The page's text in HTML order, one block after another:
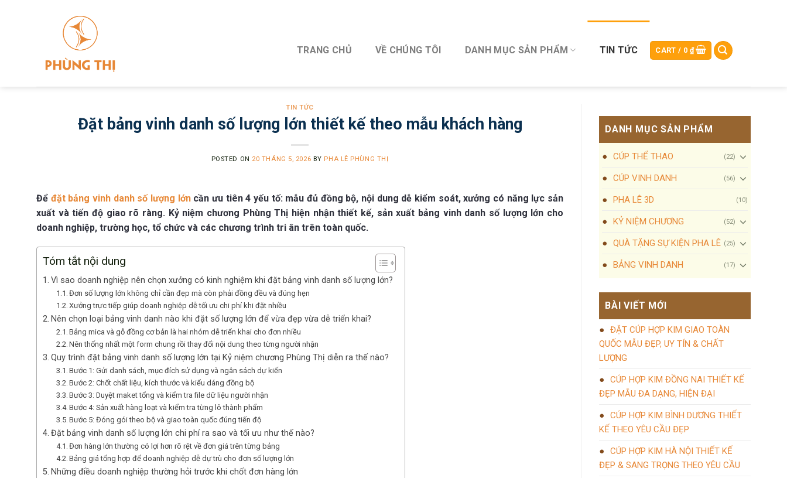
TRANG CHỦ
VỀ CHÚNG TÔI DANH MỤC SẢN PHẨM TIN TỨC CART / 0 ₫
TIN TỨC
Đặt bảng vinh danh số lượng lớn thiết kế theo mẫu khách hàng
POSTED ON 20 THÁNG 5, 2026 BY PHA LÊ PHÙNG THỊ
Để đặt bảng vinh danh số lượng lớncần ưu tiên 4 yếu tố: mẫu đủ đồng bộ, nội dung dễ kiểm soát, xưởng có năng lực sản
xuất và tiến độ giao rõ ràng. Kỷ niệm chương Phùng Thị hiện nhận thiết kế, sản xuất bảng vinh danh số lượng lớn cho
doanh nghiệp, trường học, tổ chức và các chương trình tri ân trên toàn quốc.
Tóm tắt nội dung
Vì sao doanh nghiệp nên chọn xưởng có kinh nghiệm khi đặt bảng vinh danh số lượng lớn?
Đơn số lượng lớn không chỉ cần đẹp mà còn phải đồng đều và đúng hẹn
Xưởng trực tiếp giúp doanh nghiệp dễ tối ưu chi phí khi đặt nhiều
Nên chọn loại bảng vinh danh nào khi đặt số lượng lớn để vừa đẹp vừa dễ triển khai?
Bảng mica và gỗ đồng cơ bản là hai nhóm dễ triển khai cho đơn nhiều
Nên thống nhất một form chung rồi thay đổi nội dung theo từng người nhận
Quy trình đặt bảng vinh danh số lượng lớn tại Kỷ niệm chương Phùng Thị diễn ra thế nào?
Bước 1: Gửi danh sách, mục đích sử dụng và ngân sách dự kiến
Bước 2: Chốt chất liệu, kích thước và kiểu dáng đồng bộ
Bước 3: Duyệt maket tổng và kiểm tra file dữ liệu người nhận
Bước 4: Sản xuất hàng loạt và kiểm tra từng lô thành phẩm
Bước 5: Đóng gói theo bộ và giao toàn quốc đúng tiến độ
Đặt bảng vinh danh số lượng lớn chi phí ra sao và tối ưu như thế nào?
Đơn hàng lớn thường có lợi hơn rõ rệt về đơn giá trên từng bảng
Bảng giá tổng hợp để doanh nghiệp dễ dự trù cho đơn số lượng lớn
Những điều doanh nghiệp thường hỏi trước khi chốt đơn hàng lớn
DANH MỤC SẢN PHẨM
CÚP THỂ THAO (22)
CÚP VINH DANH (56)
PHA LÊ 3D (10)
KỶ NIỆM CHƯƠNG (52)
QUÀ TẶNG SỰ KIỆN PHA LÊ (25)
BẢNG VINH DANH (17)
BÀI VIẾT MỚI
ĐẶT CÚP HỢP KIM GIAO TOÀN
QUỐC MẪU ĐẸP, UY TÍN & CHẤT
LƯỢNG
CÚP HỢP KIM ĐỒNG NAI THIẾT KẾ
ĐẸP MẪU ĐA DẠNG, HIỆN ĐẠI
CÚP HỢP KIM BÌNH DƯƠNG THIẾT
KẾ THEO YÊU CẦU ĐẸP
CÚP HỢP KIM HÀ NỘI THIẾT KẾ
ĐẸP & SANG TRỌNG THEO YÊU CẦU